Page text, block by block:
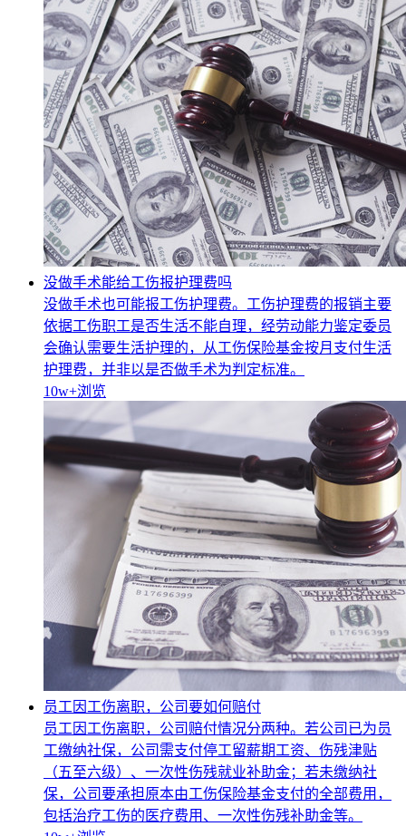
没做手术能给工伤报护理费吗
没做手术也可能报工伤护理费。工伤护理费的报销主要
依据工伤职工是否生活不能自理，经劳动能力鉴定委员
会确认需要生活护理的，从工伤保险基金按月支付生活
护理费，并非以是否做手术为判定标准。
10w+浏览
员工因工伤离职，公司要如何赔付
员工因工伤离职，公司赔付情况分两种。若公司已为员
工缴纳社保，公司需支付停工留薪期工资、伤残津贴
（五至六级）、一次性伤残就业补助金；若未缴纳社
保，公司要承担原本由工伤保险基金支付的全部费用，
包括治疗工伤的医疗费用、一次性伤残补助金等。